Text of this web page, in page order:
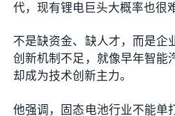
代，现有锂电巨头大概率也很
不是缺资金、缺人才，而是企
创新机制不足，就像早年智能
却成为技术创新主力。
他强调，固态电池行业不能单